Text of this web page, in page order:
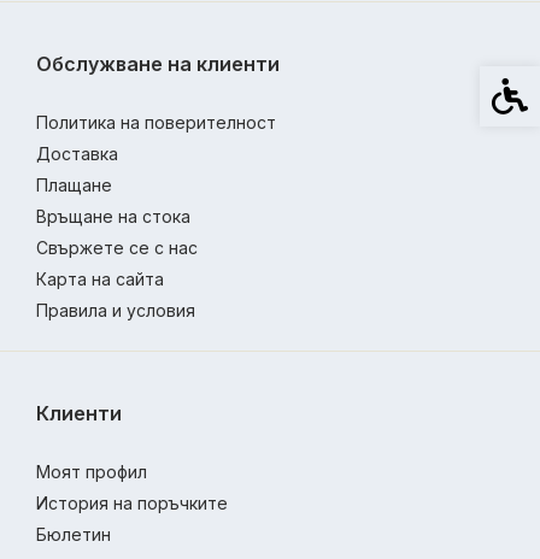
Обслужване на клиенти
Политика на поверителност
Доставка
Плащане
Връщане на стока
Свържете се с нас
Карта на сайта
Правила и условия
Клиенти
Моят профил
История на поръчките
Бюлетин